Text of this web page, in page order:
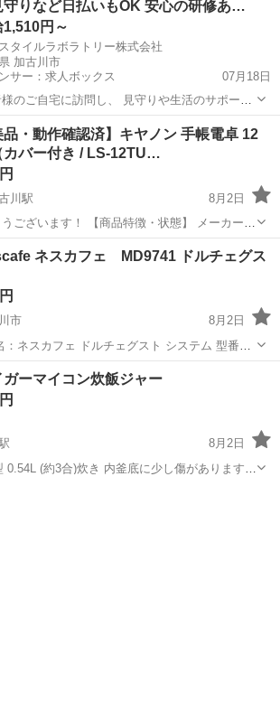
守りなど日払いもOK 安心の研修あ…
1,510円～
タイルラボラトリー株式会社
加古川市
サー：求人ボックス
07月18日
様のご自宅に訪問し、 見守りや生活のサポート
事です! 未経験から始める方が8割です! 具体的
介助 ・身の回りの整理整頓 ・洗濯物の片付け
潔に...
品・動作確認済】キヤノン 手帳電卓 12
カバー付き / LS-12TU…
川駅
8月2日
います！ 【商品特徴・状態】 メーカー：
電池併用 状態：1回使用、目立つ
東加古川駅 生活家電
ネスカフェ MD9741 ドルチェグス
市
8月2日
無し 最大使用水量：1.5L サイズ(約)：W212×D310×H33...
キッチン家電 ドルチェグスト
ガーマイコン炊飯ジャー
8月2日
(約3合)炊き 内釜底に少し傷があります。